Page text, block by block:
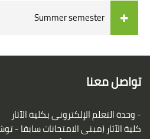
Summer semester
الكتل
تواصل معنا
- وحدة التعلم الإلكترونى بكلية الآثار
كلية الآثار (مبنى الامتحانات سابقا -